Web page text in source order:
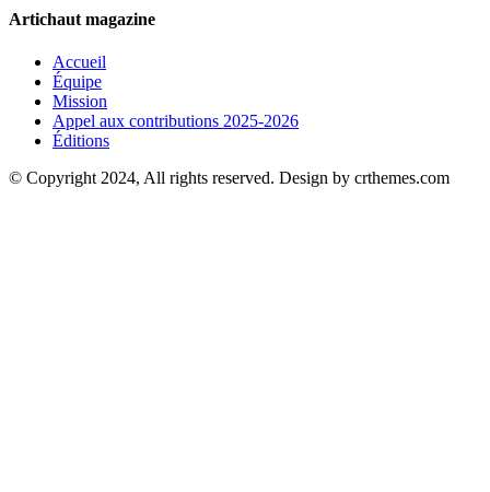
Artichaut magazine
Accueil
Équipe
Mission
Appel aux contributions 2025-2026
Éditions
© Copyright 2024, All rights reserved. Design by crthemes.com